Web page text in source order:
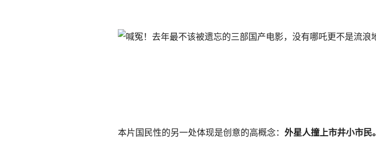
本片国民性的另一处体现是创意的高概念： 外星人撞上市井小市民。